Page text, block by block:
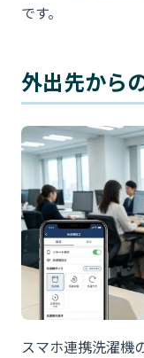
です。
外出先から
スマホ連携洗濯機